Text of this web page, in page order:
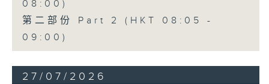
08:00)
第二部份 Part 2 (HKT 08:05 -
09:00)
27/07/2026